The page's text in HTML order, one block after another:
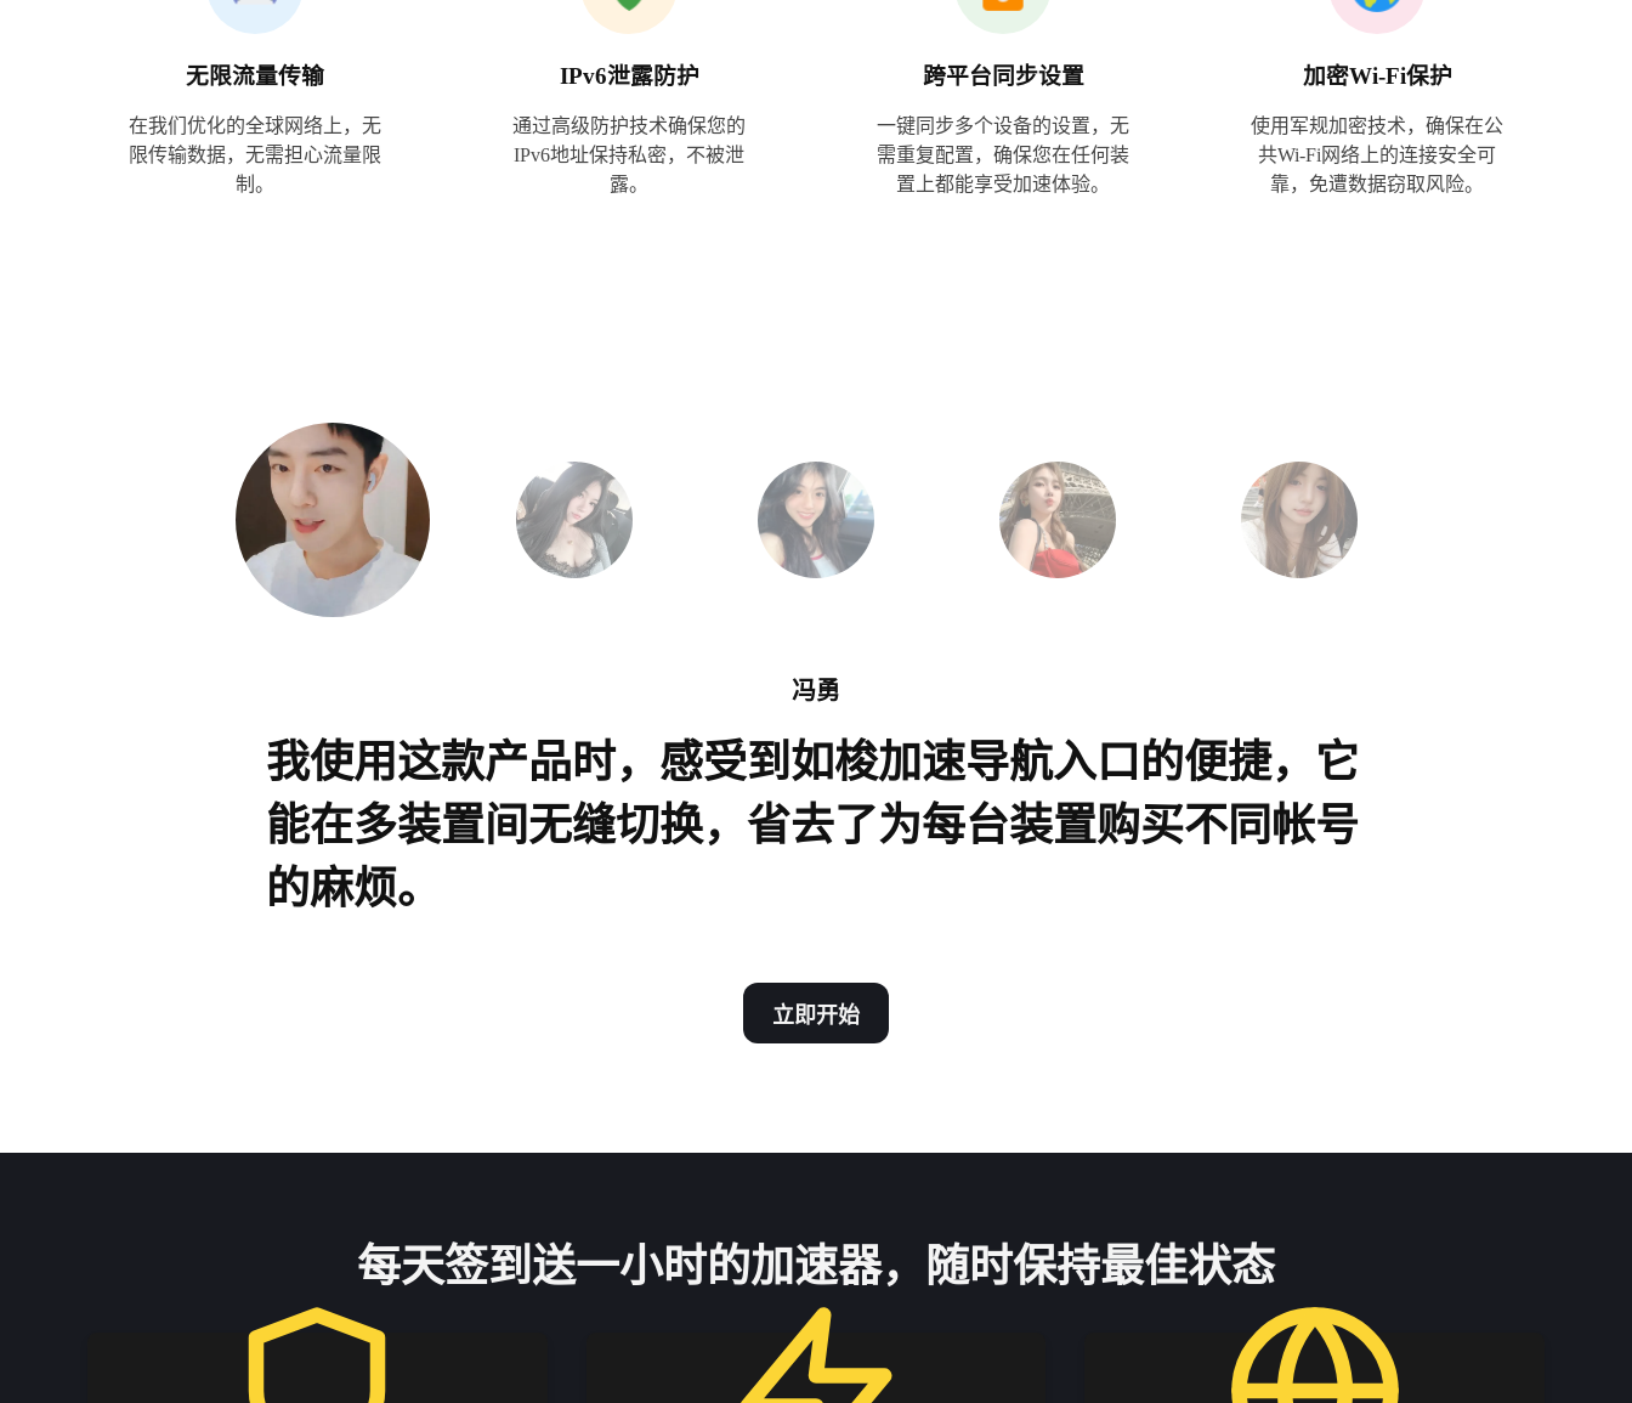
无限流量传输
在我们优化的全球网络上，无
限传输数据，无需担心流量限
制。
IPv6泄露防护
通过高级防护技术确保您的
IPv6地址保持私密，不被泄
露。
跨平台同步设置
一键同步多个设备的设置，无
需重复配置，确保您在任何装
置上都能享受加速体验。
加密Wi-Fi保护
使用军规加密技术，确保在公
共Wi-Fi网络上的连接安全可
靠，免遭数据窃取风险。
冯勇
我使用这款产品时，感受到如梭加速导航入口的便捷，它
能在多装置间无缝切换，省去了为每台装置购买不同帐号
的麻烦。
立即开始
每天签到送一小时的加速器，随时保持最佳状态